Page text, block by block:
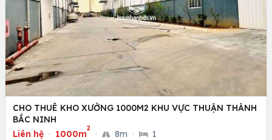
CHO THUÊ KHO XƯỞNG 1000M2 KHU VỰC THUẬN THÀNH
BẮC NINH
Liên hệ · 1000m
2
· 8m · 1